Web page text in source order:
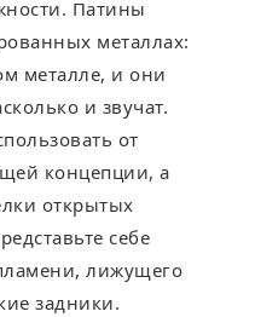
Патины
металлах:
металле, и они
и звучат.
от
концепции, а
открытых
себе
лижущего
задники.